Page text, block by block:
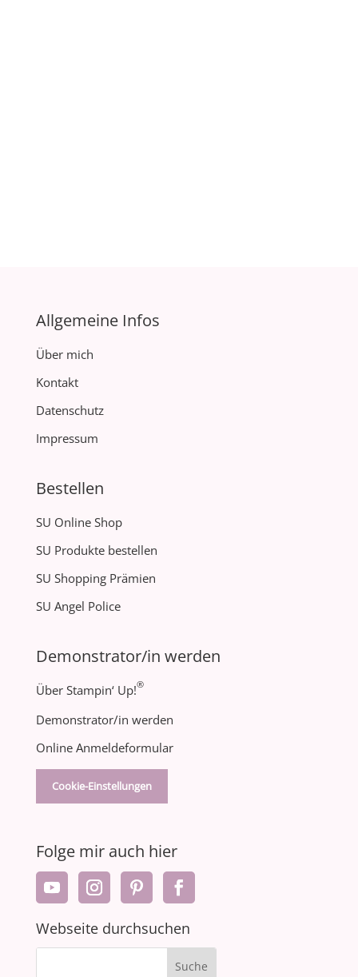
Allgemeine Infos
Über mich
Kontakt
Datenschutz
Impressum
Bestellen
SU Online Shop
SU Produkte bestellen
SU Shopping Prämien
SU Angel Police
Demonstrator/in werden
Über Stampin‘ Up!®
Demonstrator/in werden
Online Anmeldeformular
Cookie-Einstellungen
Folge mir auch hier
Webseite durchsuchen